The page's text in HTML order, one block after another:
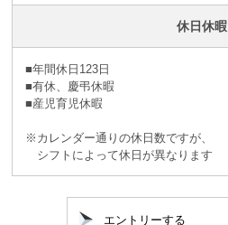
休日休暇
■年間休日123日
■有休、慶弔休暇
■産児育児休暇
※カレンダー通りの休日数ですが、
シフトによって休日が異なります
エントリーする